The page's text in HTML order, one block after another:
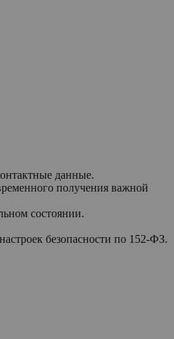
данные.
получения важной
состоянии.
безопасности по 152-ФЗ.